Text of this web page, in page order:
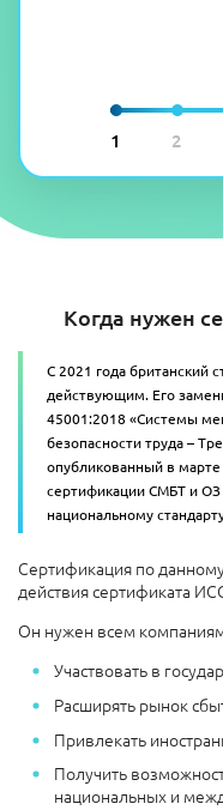
1 2
Когда нужен
С 2021 года британский
действующим. Его
45001:2018 «Системы
безопасности труда –
опубликованный в
сертификации СМБТ и
национальному
Сертификация по
действия сертификата
Он нужен всем
Участвовать в
Расширять рынок
Привлекать
Получить
национальных и